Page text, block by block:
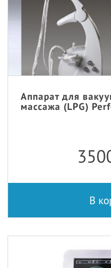
Аппарат для
массажа (LPG)
В